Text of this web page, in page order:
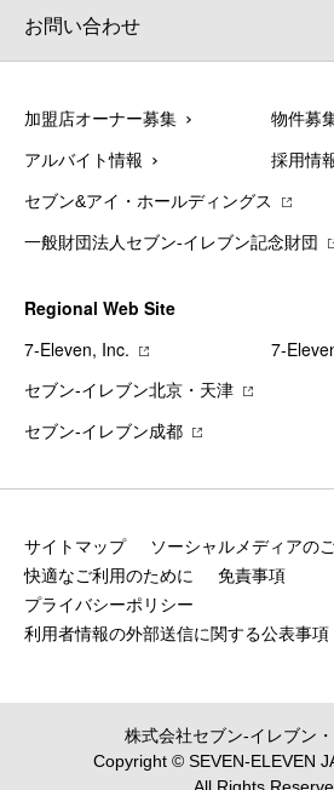
お問い合わせ
加盟店オーナー募集 物件募
アルバイト情報 採用情
セブン&アイ・ホールディングス
一般財団法人セブン-イレブン記念財団
Regional Web Site
7‐Eleven, Inc.
セブン‐イレブン北京・天津
セブン‐イレブン成都
サイトマップ
ソーシャルメディアの
快適なご利用のために
免責事項
プライバシーポリシー
利用者情報の外部送信に関する公表事項
株式会社セブン‐イレブン
Copyright © SEVEN-ELEVEN